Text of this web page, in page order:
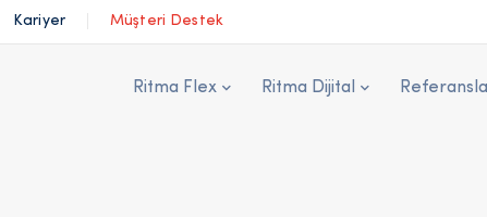
Kariyer Müşteri Destek
Ritma Flex Ritma Dijital